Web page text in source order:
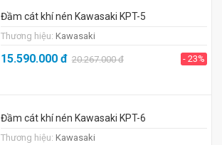
Đầm cát khí nén Kawasaki KPT-5
Thương hiệu: Kawasaki
15.590.000đ 20.267.000đ - 23%
Đầm cát khí nén Kawasaki KPT-6
Thương hiệu: Kawasaki